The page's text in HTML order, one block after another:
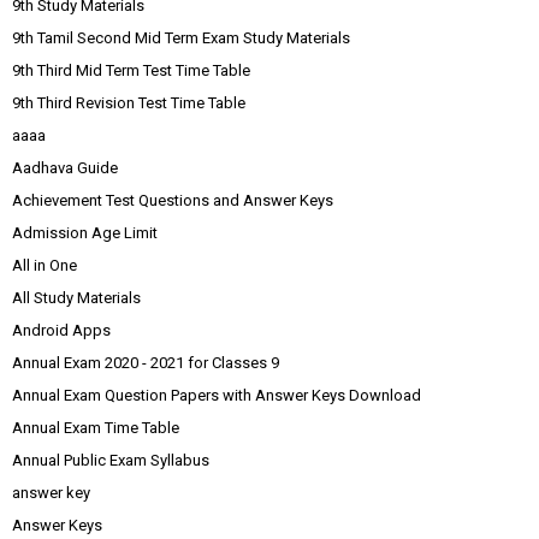
9th Study Materials
9th Tamil Second Mid Term Exam Study Materials
9th Third Mid Term Test Time Table
9th Third Revision Test Time Table
aaaa
Aadhava Guide
Achievement Test Questions and Answer Keys
Admission Age Limit
All in One
All Study Materials
Android Apps
Annual Exam 2020 - 2021 for Classes 9
Annual Exam Question Papers with Answer Keys Download
Annual Exam Time Table
Annual Public Exam Syllabus
answer key
Answer Keys